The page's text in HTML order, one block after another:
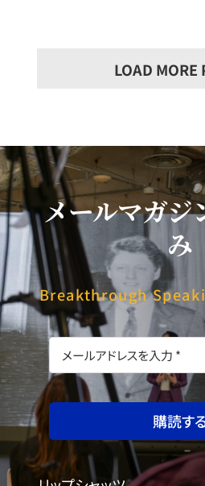
LOAD MORE
メールマガジ
み
Breakthrough
購読す